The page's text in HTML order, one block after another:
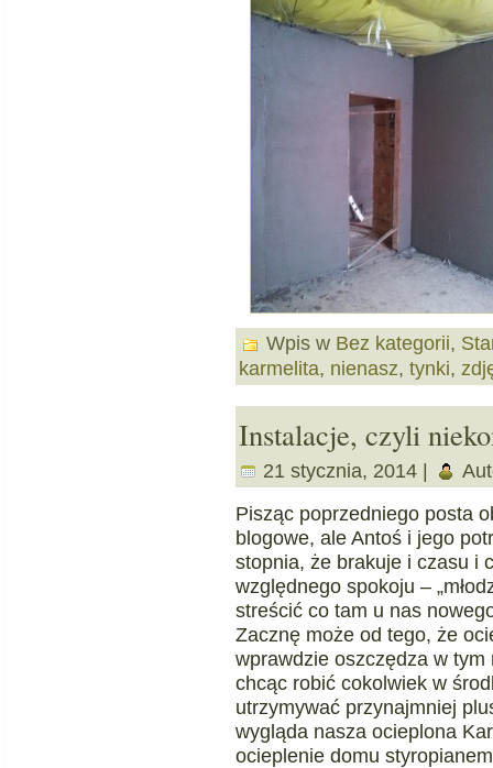
Wpis w Bez kategorii,
karmelita, nienasz, tynki,
Instalacje, czyli
21 stycznia, 2014 |
Pisząc poprzedniego posta
blogowe, ale Antoś i jego
stopnia, że brakuje i czasu i
względnego spokoju –
streścić co tam u nas
Zacznę może od tego, że
wprawdzie oszczędza w
chcąc robić cokolwiek w
utrzymywać przynajmniej
wygląda nasza ocieplona
ocieplenie domu